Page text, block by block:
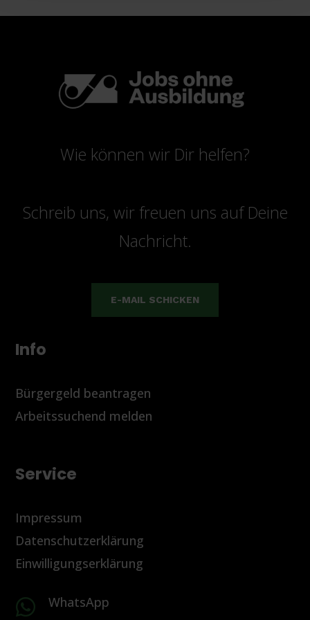
Wie können wir Dir helfen?
Schreib uns, wir freuen uns auf Deine
Nachricht.
E-MAIL SCHICKEN
Info
Bürgergeld beantragen
Arbeitssuchend melden
Service
Impressum
Datenschutzerklärung
Einwilligungserklärung

WhatsApp